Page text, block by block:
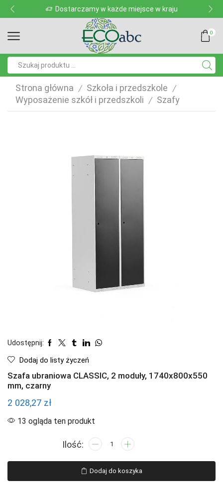
Dostarczamy w każde miejsce w kraju
0
Strona główna / Szkoła i przedszkole /
Wyposażenie szkół i przedszkoli / Szafy
Udostępnij:
Dodaj do listy życzeń
Szafa ubraniowa CLASSIC, 2 moduły, 1740x800x550
mm, czarny
2 028,27 zł
13 ogląda ten produkt
ilość
ubraniowa
CLASSIC,
Dodaj do koszyka